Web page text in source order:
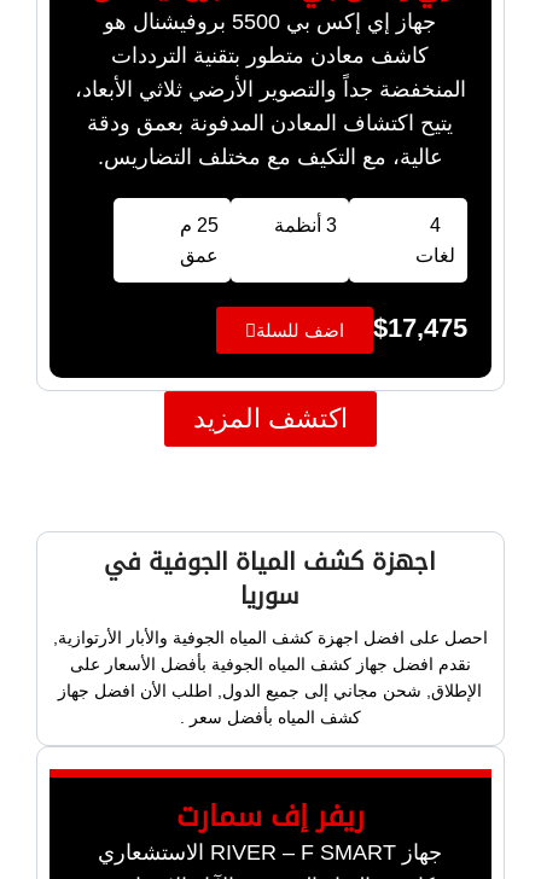
جهاز إي إكس بي 5500 بروفيشنال هو
كاشف معادن متطور بتقنية الترددات
المنخفضة جداً والتصوير الأرضي ثلاثي الأبعاد،
يتيح اكتشاف المعادن المدفونة بعمق ودقة
عالية، مع التكيف مع مختلف التضاريس.
4
لغات
3 أنظمة
25 م
عمق
$17,475 اضف للسلة
اكتشف المزيد
اجهزة كشف المياة الجوفية في
سوريا
احصل على افضل اجهزة كشف المياه الجوفية والأبار الأرتوازية,
نقدم افضل جهاز كشف المياه الجوفية بأفضل الأسعار على
الإطلاق, شحن مجاني إلى جميع الدول, اطلب الأن افضل جهاز
كشف المياه بأفضل سعر .
ريفر إف سمارت
جهاز RIVER – F SMART الاستشعاري